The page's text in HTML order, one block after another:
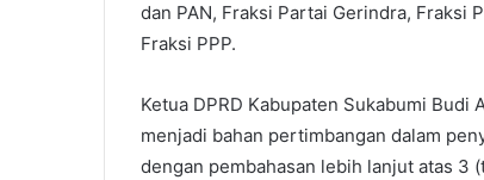
dan PAN, Fraksi Partai Gerindra, Fraksi
Fraksi PPP.
Ketua DPRD Kabupaten Sukabumi
menjadi bahan pertimbangan dalam
dengan pembahasan lebih lanjut atas 3